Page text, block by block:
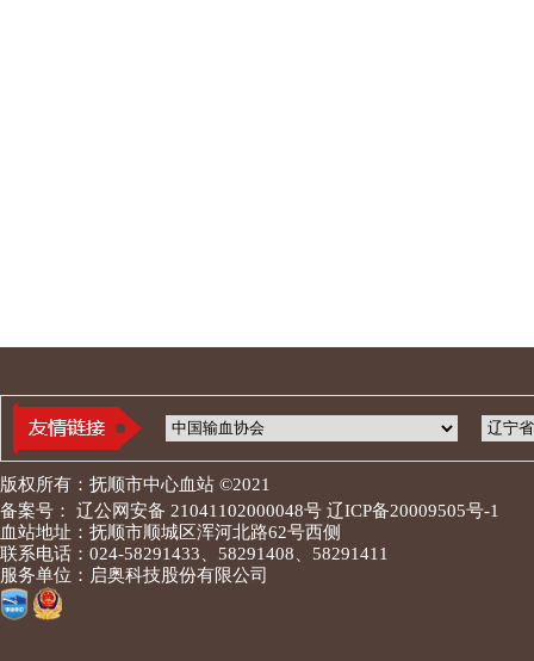
版权所有：抚顺市中心血站 ©2021
备案号： 辽公网安备 21041102000048号 辽ICP备20009505号-1
血站地址：抚顺市顺城区浑河北路62号西侧
联系电话：024-58291433、58291408、58291411
服务单位：启奥科技股份有限公司